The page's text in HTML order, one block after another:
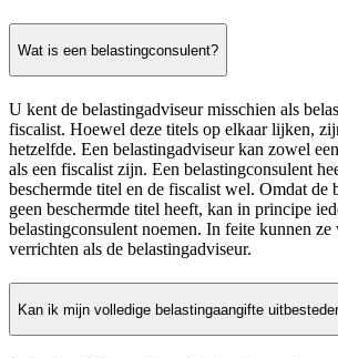
Wat is een belastingconsulent?
U kent de belastingadviseur misschien als
fiscalist. Hoewel deze titels op elkaar lijken,
hetzelfde. Een belastingadviseur kan zowel
als een fiscalist zijn. Een belastingconsulent
beschermde titel en de fiscalist wel. Omdat de
geen beschermde titel heeft, kan in principe
belastingconsulent noemen. In feite kunnen
verrichten als de belastingadviseur.
Kan ik mijn volledige belastingaangifte